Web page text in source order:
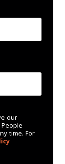
our
time. For